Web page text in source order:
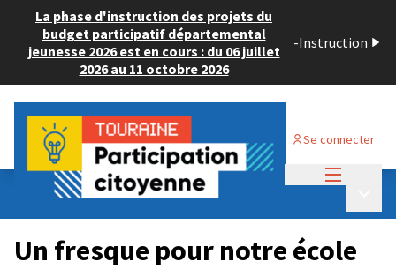
La phase d'instruction des projets du
budget participatif départemental
jeunesse 2026 est en cours : du 06 juillet
2026 au 11 octobre 2026
-Instruction
Se connecter
Budget Participatif JEUNESSE 2026
💡 Consulter les projets déposés
Un fresque pour notre école